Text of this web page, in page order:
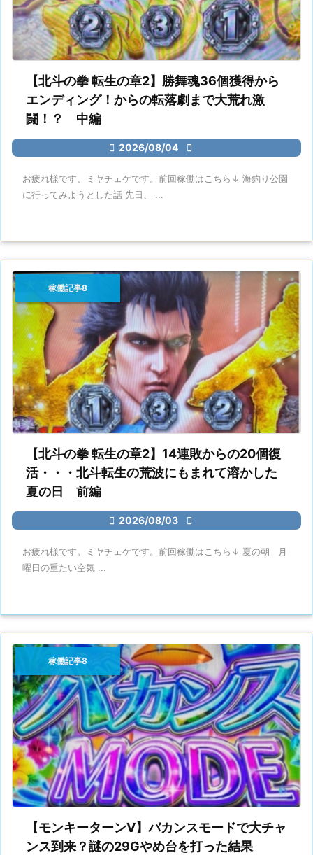
【北斗の拳 転生の章2】勝舞魂36個獲得から
エンディング！からの転落劇まで大荒れ激
闘！？ 中編
 2026/08/04 
お疲れ様です、ミヤチェケです。前回稼働はこちら↓ 海釣り公園
に行ってみようとした話 先日、 ...
【北斗の拳 転生の章2】14連敗からの20個復
活・・・北斗転生の荒波にもまれて溶かした
夏の日 前編
 2026/08/03 
稼働記事8
お疲れ様です。ミヤチェケです。前回稼働はこちら↓ 夏の朝 月
曜日の重たい空気 ...
【モンキーターンV】バカンスモードで大チャ
ンス到来？謎の29Gやめ台を打った結果
稼働記事8